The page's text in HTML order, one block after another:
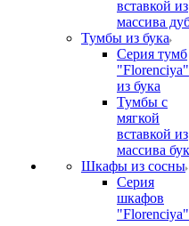
вставкой из
массива
Тумбы из бука
Серия тумб
"Florenciya"
из бука
Тумбы с
мягкой
вставкой из
массива
Шкафы из сосны
Серия
шкафов
"Florenciya"